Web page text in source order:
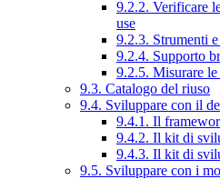
9.2.2. Verificare
use
9.2.3. Strumenti
9.2.4. Supporto
9.2.5. Misurare le
9.3. Catalogo del riuso
9.4. Sviluppare con il
9.4.1. Il
9.4.2. Il kit di
9.4.3. Il kit di
9.5. Sviluppare con i